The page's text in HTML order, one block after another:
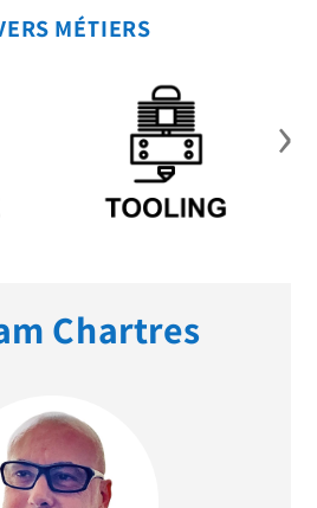
MÉTIERS
›
Chartres